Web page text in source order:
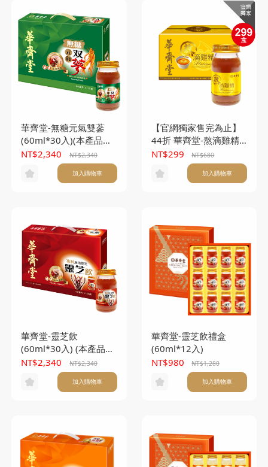
華齊堂-無糖元氣雙蔘
(60ml*30入)(本產品不
附提袋)
NT$2,340 NT$2,340
加入購物車
【官網獨家售完為止】
44折 華齊堂-熬滴雞精
(60ml*6入) (本產品不
NT$299 NT$680
加入購物車
華齊堂-靈芝飲
(60ml*30入) (本產品不
附提袋)
NT$2,340 NT$2,340
加入購物車
華齊堂-靈芝飲禮盒
(60ml*12入)
NT$980
NT$1,280
加入購物車